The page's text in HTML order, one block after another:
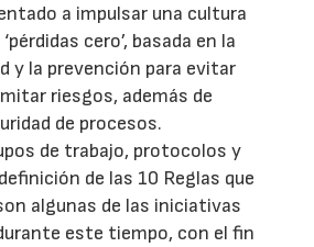
a impulsar una cultura
cero’, basada en la
y la prevención para evitar
riesgos, además de
de procesos.
de trabajo, protocolos y
de las 10 Reglas que
algunas de las iniciativas
este tiempo, con el fin